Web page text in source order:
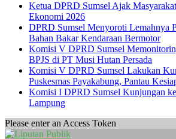
Ketua DPRD Sumsel Ajak
Ekonomi 2026
DPRD Sumsel Menyoroti Lemahnya
Bahan Bakar Kendaraan Bermotor
Komisi V DPRD Sumsel
BPJS di PT Musi Hutan Persada
Komisi V DPRD Sumsel Lakukan
Puskesmas Payakabung, Pantau
Komisi I DPRD Sumsel Kunjungan
Lampung
Please enter an Access Token